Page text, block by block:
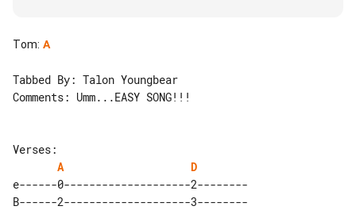
Tom: A
Tabbed By: Talon Youngbear
Comments: Umm...EASY SONG!!!
A
D
e------0--------------------2--------
B------2--------------------3--------